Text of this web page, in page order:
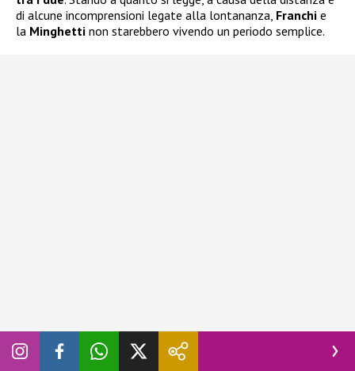
di alcune incomprensioni legate alla lontananza, Franchi e
la Minghetti non starebbero vivendo un periodo semplice.